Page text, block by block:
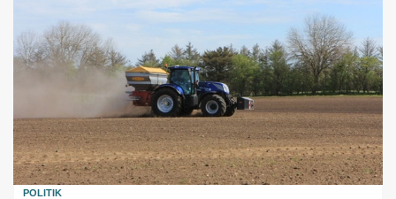
POLITIK